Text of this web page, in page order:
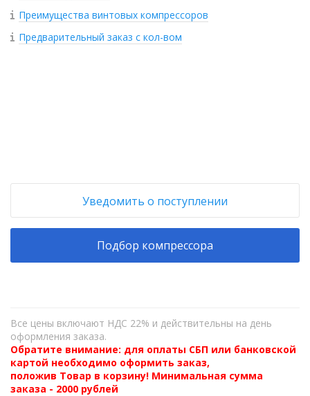
Преимущества винтовых компрессоров
Предварительный заказ с кол-вом
Уведомить о поступлении
Подбор компрессора
Все цены включают НДС 22% и действительны на день
оформления заказа.
Обратите внимание: для оплаты СБП или банковской
картой необходимо оформить заказ,
положив Товар в корзину! Минимальная сумма
заказа - 2000 рублей